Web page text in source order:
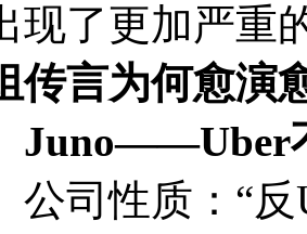
现了更加严重
传言为何愈演
不
性质：“反